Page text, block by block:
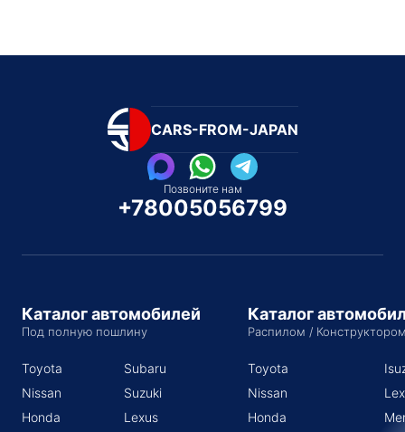
CARS-FROM-JAPAN
Позвоните нам
+78005056799
Каталог автомобилей
Под полную пошлину
Toyota
Nissan
Honda
Subaru
Suzuki
Lexus
Каталог
Распилом /
Toyota
Nissan
Honda